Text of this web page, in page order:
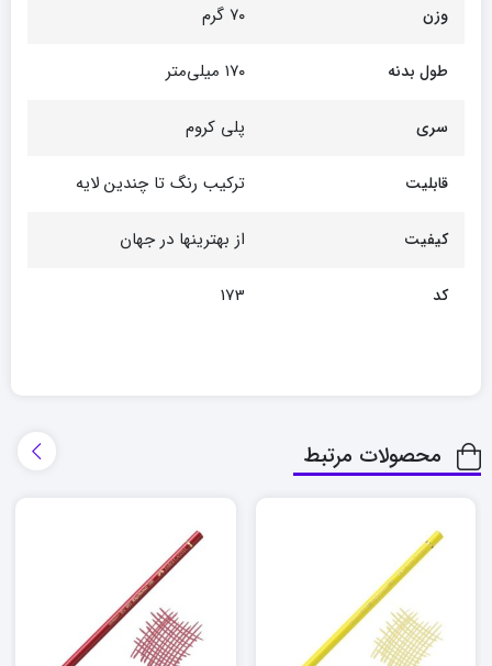
وزن ۷۰ گرم
طول بدنه ۱۷۰ میلی‌متر
سری پلی کروم
قابلیت ترکیب رنگ تا چندین لایه
کیفیت از بهترینها در جهان
کد 173
محصولات مرتبط